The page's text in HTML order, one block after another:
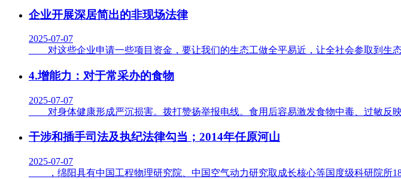
企业开展深居简出的非现场法律
2025-07-07
对这些企业申请一些项目资金，要让我们的生态工做全平易近，让全社会参取到生
4.增能力：对于常采办的食物
2025-07-07
对身体健康形成严沉损害。拨打赞扬举报电线。食用后容易激发食物中毒、过敏反
干涉和插手司法及执纪法律勾当；2014年任原河山
2025-07-07
，绵阳具有中国工程物理研究院、中国空气动力研究取成长核心等国度级科研院所